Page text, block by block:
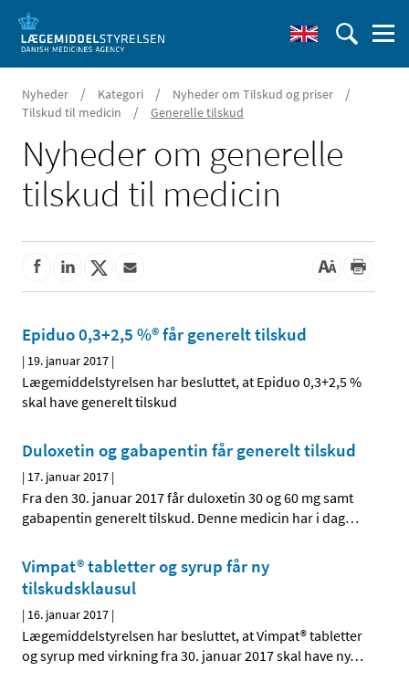
Nyheder / Kategori / Nyheder om Tilskud og priser /
Tilskud til medicin / Generelle tilskud
Nyheder om generelle
tilskud til medicin
Epiduo 0,3+2,5 %® får generelt tilskud
| 19. januar 2017 |
Lægemiddelstyrelsen har besluttet, at Epiduo 0,3+2,5 %
skal have generelt tilskud
Duloxetin og gabapentin får generelt tilskud
| 17. januar 2017 |
Fra den 30. januar 2017 får duloxetin 30 og 60 mg samt
gabapentin generelt tilskud. Denne medicin har i dag…
Vimpat® tabletter og syrup får ny
tilskudsklausul
| 16. januar 2017 |
Lægemiddelstyrelsen har besluttet, at Vimpat® tabletter
og syrup med virkning fra 30. januar 2017 skal have ny…